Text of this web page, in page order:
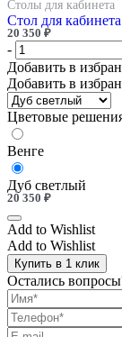
Столы для кабинета
Стол для
20 350₽
-
Добавить в
Добавить в
Цветовые
Венге
Дуб светлый
20 350 ₽
Add to Wishlist
Add to Wishlist
Купить в 1 клик
Остались